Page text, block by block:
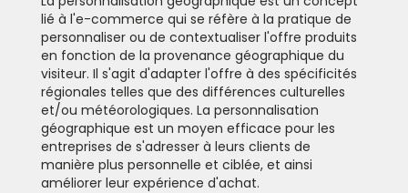
lié à l'e-commerce qui se réfère à la pratique de
personnaliser ou de contextualiser l'offre produits
en fonction de la provenance géographique du
visiteur. Il s'agit d'adapter l'offre à des spécificités
régionales telles que des différences culturelles
et/ou météorologiques. La personnalisation
géographique est un moyen efficace pour les
entreprises de s'adresser à leurs clients de
manière plus personnelle et ciblée, et ainsi
améliorer leur expérience d'achat.